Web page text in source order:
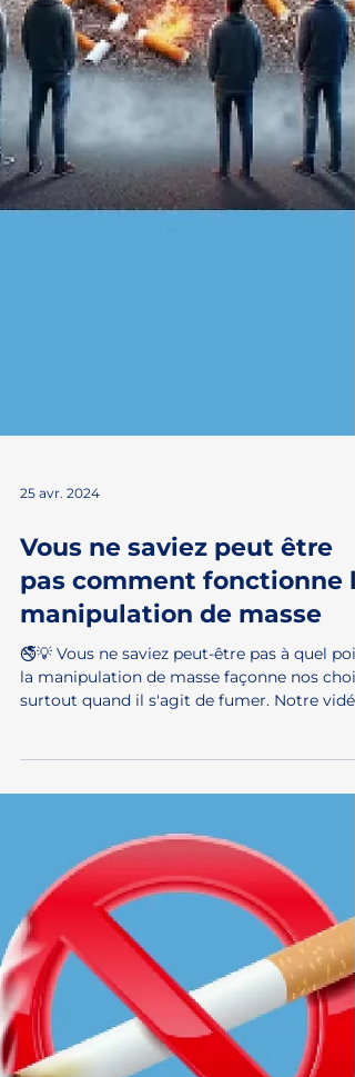
25 avr. 2024
Vous ne saviez peut être
pas comment fonctionne
manipulation de masse
🚭💡 Vous ne saviez peut-être pas à quel